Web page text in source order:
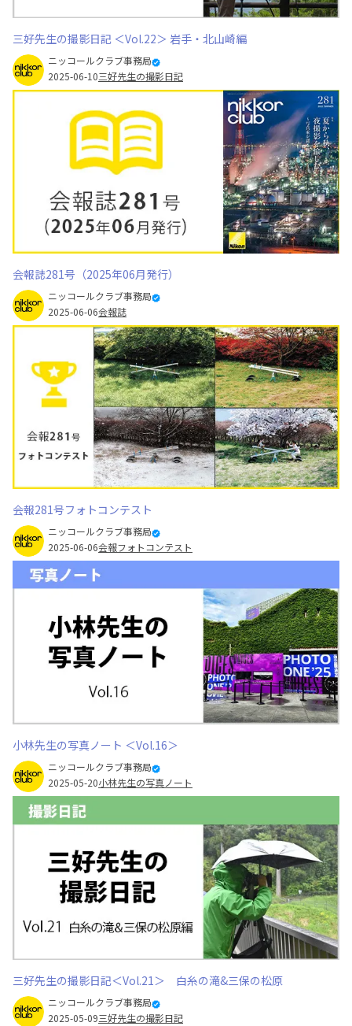
三好先生の撮影日記 ＜Vol.22＞ 岩手・北山崎編
ニッコールクラブ事務局
2025-06-10三好先生の撮影日記
会報誌281号（2025年06月発行）
ニッコールクラブ事務局
2025-06-06会報誌
会報281号フォトコンテスト
ニッコールクラブ事務局
2025-06-06会報フォトコンテスト
小林先生の写真ノート ＜Vol.16＞
ニッコールクラブ事務局
2025-05-20小林先生の写真ノート
三好先生の撮影日記＜Vol.21＞ 白糸の滝&三保の松原
ニッコールクラブ事務局
2025-05-09三好先生の撮影日記